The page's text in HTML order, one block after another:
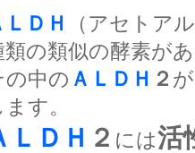
ＬＤＨ
（アセトア
類の類似の酵素が
の中の ＡＬＤＨ ２ が
ます。
ＬＤＨ ２ には活